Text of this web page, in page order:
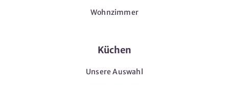
Wohnzimmer
Küchen
Unsere Auswahl